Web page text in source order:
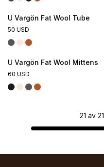
U Vargön Fat Wool Tube
50 USD
U Vargön Fat Wool Mittens
60 USD
21 av 21